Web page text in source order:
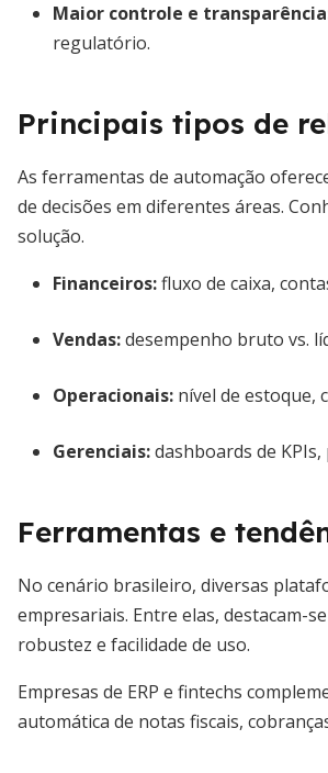
Maior controle e
regulatório.
Principais tipos de
As ferramentas de automação
de decisões em diferentes áreas.
solução.
Financeiros:fluxo de caixa,
Vendas:desempenho bruto vs.
Operacionais: nível de estoque,
Gerenciais:dashboards de
Ferramentas e
No cenário brasileiro, diversas
empresariais. Entre elas, destacam-
robustez e facilidade de uso.
Empresas de ERP e fintechs
automática de notas fiscais,